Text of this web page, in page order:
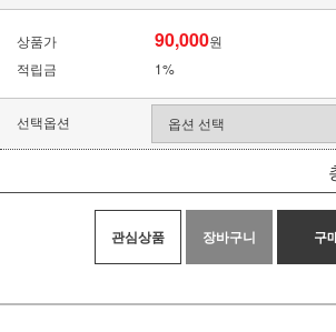
상품가 90,000원
적립금
1%
선택옵션
관심상품 장바구니 구